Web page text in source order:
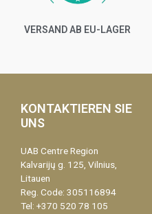
VERSAND AB EU-LAGER
KONTAKTIEREN SIE
UNS
UAB Centre Region
Kalvarijų g. 125, Vilnius,
Litauen
Reg. Code: 305116894
Tel: +370 520 78 105